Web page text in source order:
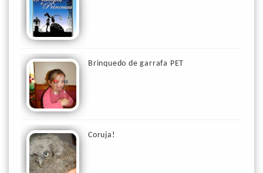
Brinquedo de garrafa PET
Coruja!